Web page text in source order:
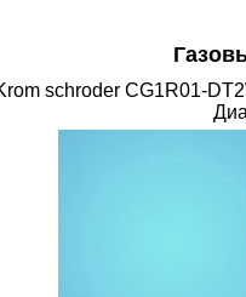
schroder CG1R01-